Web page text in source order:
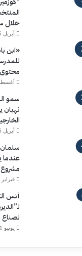
خلال
أبريل 16, 2025
«ابن
أغسطس 13,
سمو
أبريل 16, 2025
عندما
مشروع
فبراير 5, 2025
أنس
لصناع
يونيو 21, 2025